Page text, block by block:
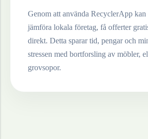
Genom att använda RecyclerApp kan
jämföra lokala företag, få offerter
direkt. Detta sparar tid, pengar och
stressen med bortforsling av möbler,
grovsopor.